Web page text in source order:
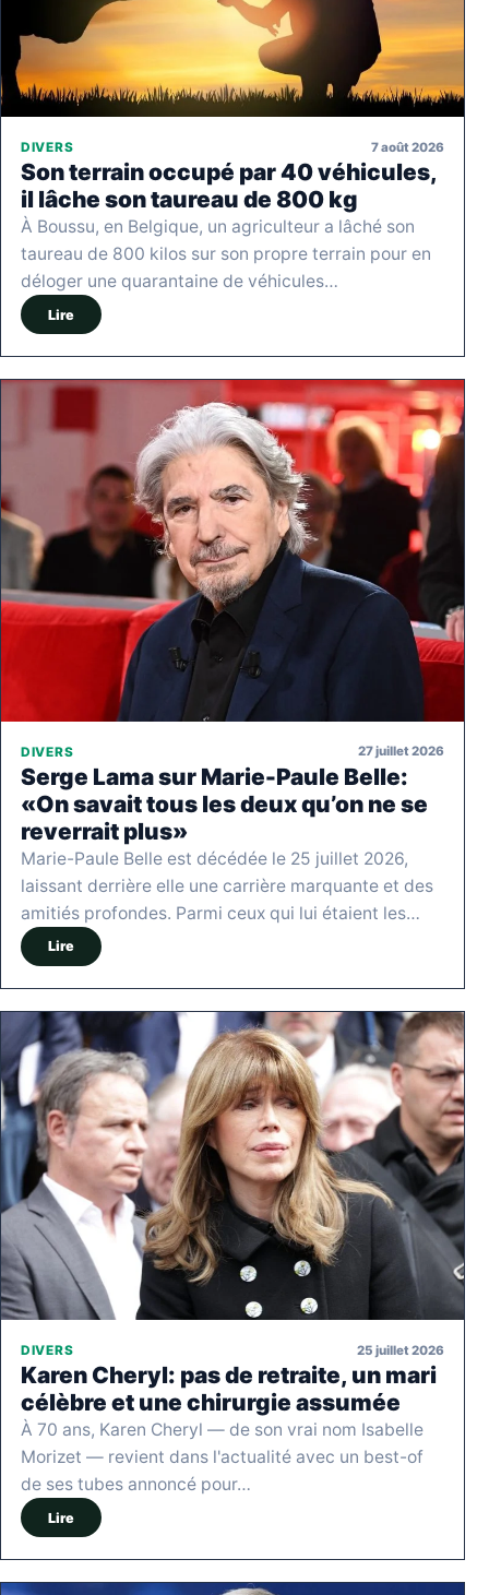
DIVERS 7 août 2026
Son terrain occupé par 40 véhicules,
il lâche son taureau de 800 kg
À Boussu, en Belgique, un agriculteur a lâché son
taureau de 800 kilos sur son propre terrain pour en
déloger une quarantaine de véhicules…
Lire
DIVERS 27 juillet 2026
Serge Lama sur Marie-Paule Belle:
«On savait tous les deux qu’on ne se
reverrait plus»
Marie-Paule Belle est décédée le 25 juillet 2026,
laissant derrière elle une carrière marquante et des
amitiés profondes. Parmi ceux qui lui étaient les…
Lire
DIVERS 25 juillet 2026
Karen Cheryl: pas de retraite, un mari
célèbre et une chirurgie assumée
À 70 ans, Karen Cheryl — de son vrai nom Isabelle
Morizet — revient dans l'actualité avec un best-of
de ses tubes annoncé pour…
Lire